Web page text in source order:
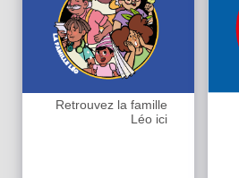
Retrouvez la famille
Léo ici